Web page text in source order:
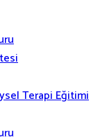
Terapi Eğitimi